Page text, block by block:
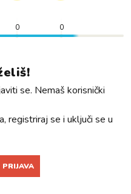
0 0
se. Nemaš korisnički
registriraj se i uključi se u
PRIJAVA